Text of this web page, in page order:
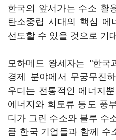
한국의 앞서가는 수소 활
탄소중립 시대의 핵심 에
선도할 수 있을 것으로 기
모하메드 왕세자는 "한국
경제 분야에서 무궁무진
우디는 전통적인 에너지
에너지와 희토류 등도 풍
디가 그린 수소와 블루 수
큼 한국 기업들과 함께 수